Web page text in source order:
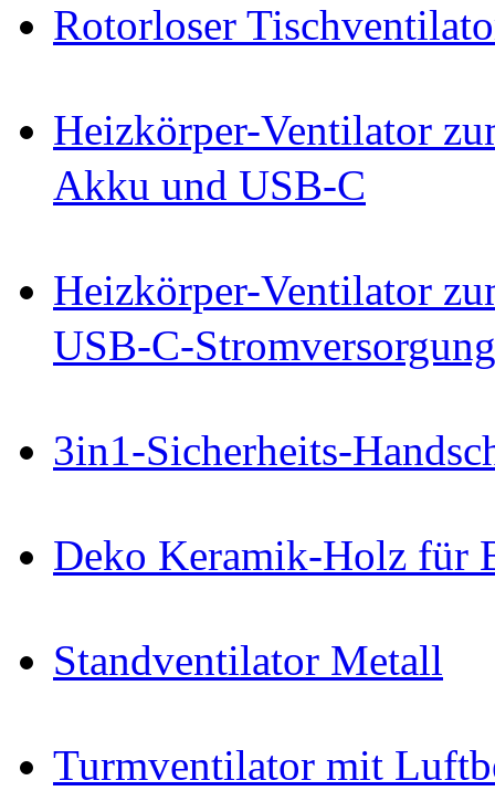
Rotorloser
Heizkörper-Ventilator
Akku und USB-C
Heizkörper-Ventilator
USB-C-Stromversorgung
3in1-Sicherheits-
Deko Keramik-Holz für
Standventilator Metall
Turmventilator mit